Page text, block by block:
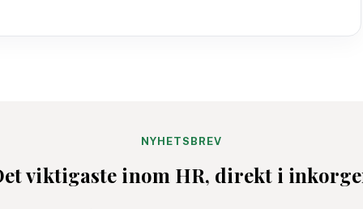
NYHETSBREV
viktigaste inom HR, direkt i